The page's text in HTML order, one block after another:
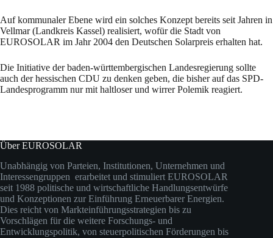
Auf kommunaler Ebene wird ein solches Konzept bereits seit Jahren in
Vellmar (Landkreis Kassel) realisiert, wofür die Stadt von
EUROSOLAR im Jahr 2004 den Deutschen Solarpreis erhalten hat.
Die Initiative der baden-württembergischen Landesregierung sollte
auch der hessischen CDU zu denken geben, die bisher auf das SPD-
Landesprogramm nur mit haltloser und wirrer Polemik reagiert.
Über EUROSOLAR
Unabhängig von Parteien, Institutionen, Unternehmen und
Interessengruppen erarbeitet und stimuliert EUROSOLAR
seit 1988 politische und wirtschaftliche Handlungsentwürfe
und Konzeptionen zur Einführung Erneuerbarer Energien.
Dies reicht von Markteinführungsstrategien bis zu
Vorschlägen für die weitere Forschungs- und
Entwicklungspolitik, von steuerpolitischen Förderungen bis